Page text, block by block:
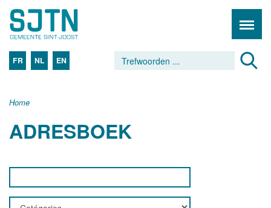
FR NL EN
Home
ADRESBOEK